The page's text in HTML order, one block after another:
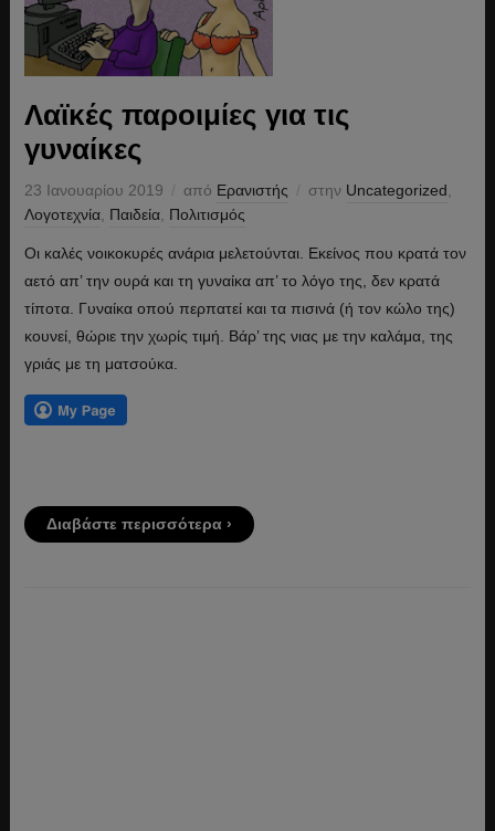
Λαϊκές παροιμίες για τις
γυναίκες
23 Ιανουαρίου 2019 από Ερανιστής στην Uncategorized
Λογοτεχνία, Παιδεία, Πολιτισμός
Οι καλές νοικοκυρές ανάρια μελετούνται. Εκείνος που κρατά τον
αετό απ’ την ουρά και τη γυναίκα απ’ το λόγο της, δεν κρατά
τίποτα. Γυναίκα οπού περπατεί και τα πισινά (ή τον κώλο της)
κουνεί, θώριε την χωρίς τιμή. Βάρ’ της νιας με την καλάμα, της
γριάς με τη ματσούκα.
Διαβάστε περισσότερα ›